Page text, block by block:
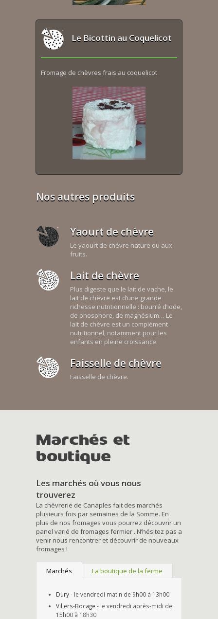
Le Bicottin au Coquelicot
Fromage de chèvres frais au coquelicot
Nos autres produits
Yaourt de chèvre
Le yaourt de chèvre nature ou aux
fruits.
Lait de chèvre
Plus digeste que le lait de vache, le
lait de chèvre est d’une grande
richesse nutritionnelle : bourré d’iode,
de phosphore, de magnésium… Le
lait de chèvre est un complément
nutritionnel, notamment pour les
enfants en pleine croissance.
Faisselle de chèvre
Faisselle de chèvre.
Marchés et
boutique
Les marchés où vous nous
trouverez
La chèvrerie de Canaples fait des marchés
plusieurs fois par semaines de la Somme. En
plus de nos fromages vous pourrez découvrir un
panel varié de fromages fermier . N’hésitez pas a
venir nous rencontrer et découvrir de nouveaux
fromages !
Marchés La boutique de la ferme
Dury- le vendredi matin de 9h00 à 13h00
Villers-Bocage - le vendredi après-midi de
15h00 à 18h30